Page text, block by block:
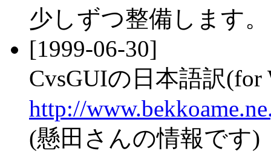
少しずつ整備します。
[1999-06-30]
CvsGUIの日本語訳(for
http://
(懸田さんの情報です)